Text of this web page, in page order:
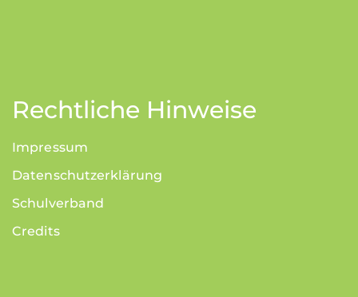
Rechtliche Hinweise
Impressum
Datenschutzerklärung
Schulverband
Credits